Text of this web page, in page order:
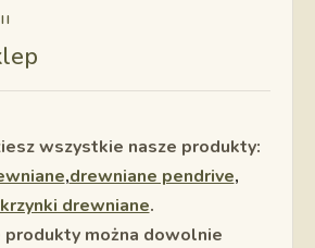
wszystkie nasze produkty:
,drewniane pendrive,
drewniane.
można dowolnie